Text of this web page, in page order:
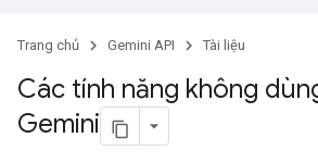
Trang chủ Gemini API Tài liệu
Các tính năng không
Gemini